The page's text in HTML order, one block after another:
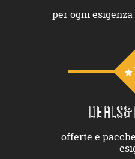
per ogni
offerte e